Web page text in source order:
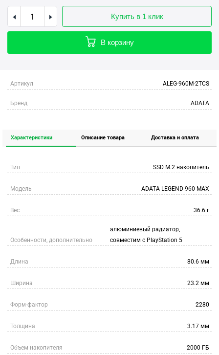
Купить в 1 клик
В корзину
Артикул ALEG-960M-2TCS
Бренд ADATA
Характеристики Описание товара Доставка и оплата
Тип SSD M.2 накопитель
Модель ADATA LEGEND 960 MAX
Вес 36.6 г
Особенности, дополнительно
алюминиевый радиатор,
совместим с PlayStation 5
Длина 80.6 мм
Ширина 23.2 мм
Форм-фактор 2280
Толщина 3.17 мм
Объем накопителя 2000 ГБ